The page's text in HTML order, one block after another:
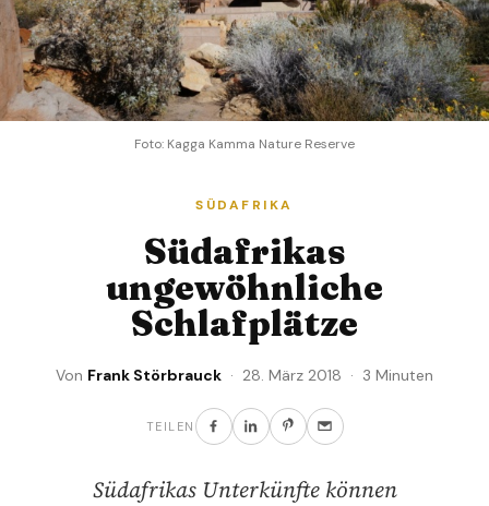
Foto: Kagga Kamma Nature Reserve
SÜDAFRIKA
Südafrikas
ungewöhnliche
Schlafplätze
Von Frank Störbrauck · 28. März 2018 · 3 Minuten
TEILEN
Südafrikas Unterkünfte können